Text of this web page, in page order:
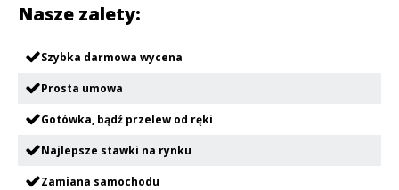
Nasze zalety:
Szybka darmowa wycena
Prosta umowa
Gotówka, bądź przelew od ręki
Najlepsze stawki na rynku
Zamiana samochodu